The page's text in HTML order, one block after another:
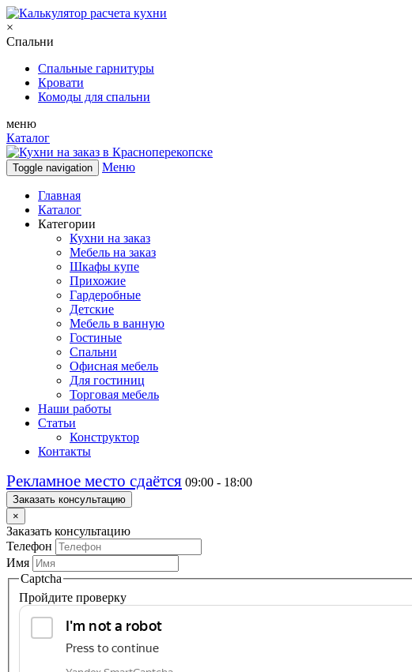
×
Спальни
Спальные гарнитуры
Кровати
Комоды для спальни
меню
Каталог
Toggle navigation Меню
Главная
Каталог
Категории
Кухни на заказ
Мебель на заказ
Шкафы купе
Прихожие
Гардеробные
Детские
Мебель в ванную
Гостиные
Спальни
Офисная мебель
Для гостиниц
Торговая мебель
Наши работы
Статьи
Конструктор
Контакты
Рекламное место сдаётся 09:00 - 18:00
Заказать консультацию
×
Заказать консультацию
Телефон
Имя
Captcha
Пройдите проверку